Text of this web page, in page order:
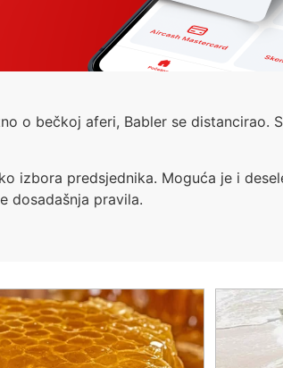
o bečkoj aferi, Babler se distancirao.
izbora predsjednika. Moguća je i
dosadašnja pravila.